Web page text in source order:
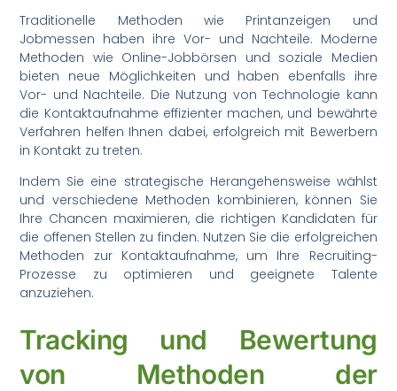
Traditionelle Methoden wie Printanzeigen und
Jobmessen haben ihre Vor- und Nachteile. Moderne
Methoden wie Online-Jobbörsen und soziale Medien
bieten neue Möglichkeiten und haben ebenfalls ihre
Vor- und Nachteile. Die Nutzung von Technologie kann
die Kontaktaufnahme effizienter machen, und bewährte
Verfahren helfen Ihnen dabei, erfolgreich mit Bewerbern
in Kontakt zu treten.
Indem Sie eine strategische Herangehensweise wählst
und verschiedene Methoden kombinieren, können Sie
Ihre Chancen maximieren, die richtigen Kandidaten für
die offenen Stellen zu finden. Nutzen Sie die erfolgreichen
Methoden zur Kontaktaufnahme, um Ihre Recruiting-
Prozesse zu optimieren und geeignete Talente
anzuziehen.
Tracking und Bewertung
von Methoden der